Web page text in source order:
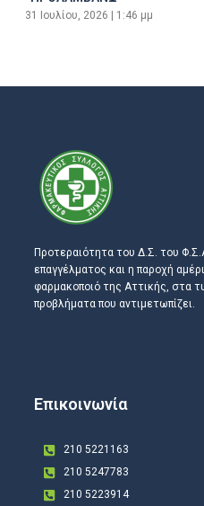
31 Ιουλίου, 2026 1:46 μμ
Προτεραιότητα του Δ.Σ. του
επαγγέλματος και η παροχή
φαρμακοποιό της Αττικής, στα
προβλήματα που αντιμετωπίζει.
Επικοινωνία
210 5221163
210 5247783
210 5223914